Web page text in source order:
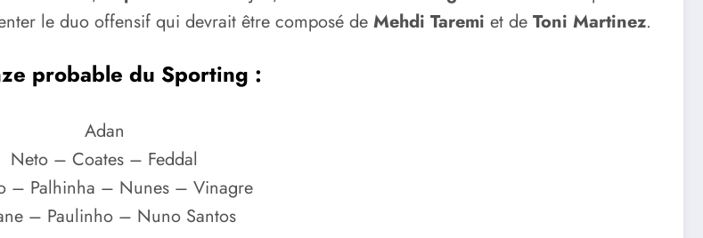
le duo offensif qui devrait être composé de Mehdi Taremi et de Toni Martinez.
probable du Sporting :
Adan
Neto – Coates – Feddal
– Palhinha – Nunes – Vinagre
– Paulinho – Nuno Santos